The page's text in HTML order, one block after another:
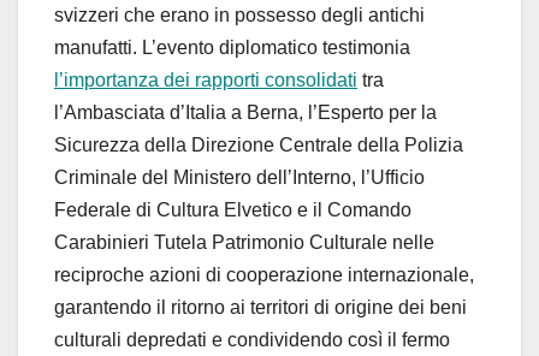
svizzeri che erano in possesso degli antichi
manufatti. L’evento diplomatico testimonia
l’importanza dei rapporti consolidati tra
l’Ambasciata d’Italia a Berna, l’Esperto per la
Sicurezza della Direzione Centrale della Polizia
Criminale del Ministero dell’Interno, l’Ufficio
Federale di Cultura Elvetico e il Comando
Carabinieri Tutela Patrimonio Culturale nelle
reciproche azioni di cooperazione internazionale,
garantendo il ritorno ai territori di origine dei beni
culturali depredati e condividendo così il fermo